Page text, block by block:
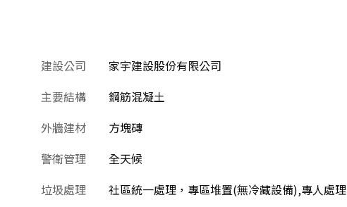
建設公司
家宇建設股份有限公司
主要結構
鋼筋混凝土
外牆建材
方塊磚
警衛管理
全天候
垃圾處理
社區統一處理，專區堆置(無冷藏設備),專人處理